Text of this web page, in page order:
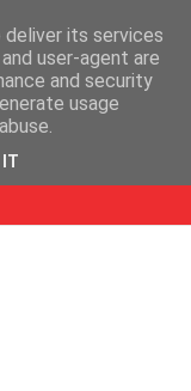
its services
user-agent are
and security
usage
IT